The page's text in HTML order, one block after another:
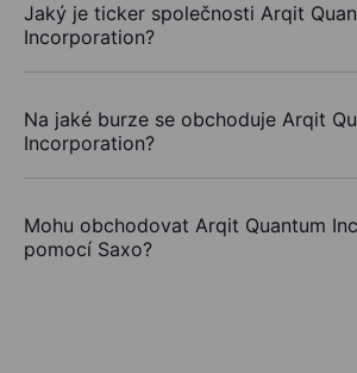
Jaký je ticker společnosti Arqit
Incorporation?
Na jaké burze se obchoduje Arqit
Incorporation?
Mohu obchodovat Arqit Quantum
pomocí Saxo?